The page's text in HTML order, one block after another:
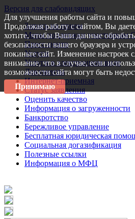
Версия для слабовидящих
Запись на прием
Меры поддержки участникам
Пресс-центр
Услуги
Услуги в электронном виде
Документы
Интернет-приемная
Статус заявления
Оценить качество
Информация о загруженности
Банкротство
Бережливое управление
Бесплатная юридическая
Социальная догазификация
Полезные ссылки
Информация о МФЦ
Для улучшения работы сайта и
Продолжая работу с сайтом, Вы
хотите, чтобы Ваши данные
безопасности вашего браузера и
покиньте сайт. Изменение настроек
внимание, что в случае, если
возможности сайта могут быть
Принимаю